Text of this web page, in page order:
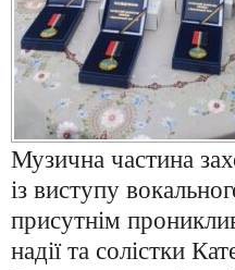
Музична частина
із виступу
присутнім
надії та солістки